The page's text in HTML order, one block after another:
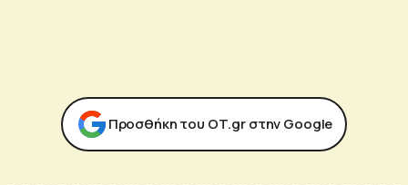
Προσθήκη του ΟΤ.gr στην Google